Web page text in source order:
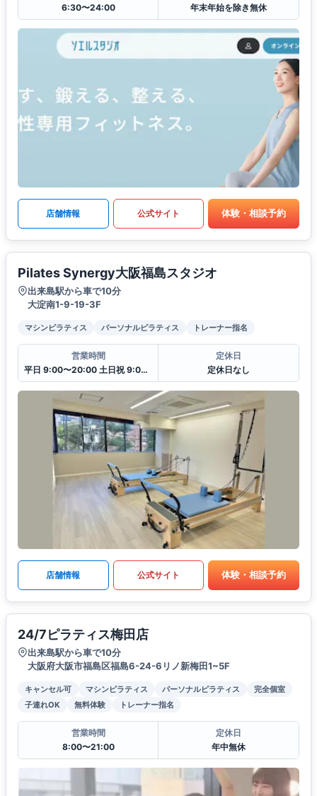
6:30〜24:00
年末年始を除き無休
店舗情報 公式サイト 体験・相談予約
Pilates Synergy大阪福島スタジオ
出来島駅から車で10分
大淀南1-9-19-3F
マシンピラティス パーソナルピラティス トレーナー指名
営業時間
平日 9:00〜20:00 土日祝 9:00〜18:00
定休日
定休日なし
店舗情報 公式サイト 体験・相談予約
24/7ピラティス梅田店
出来島駅から車で10分
大阪府大阪市福島区福島6-24-6リノ新梅田1~5F
キャンセル可 マシンピラティス パーソナルピラティス
完全個室
子連れOK
無料体験 トレーナー指名
営業時間
8:00〜21:00
定休日
年中無休